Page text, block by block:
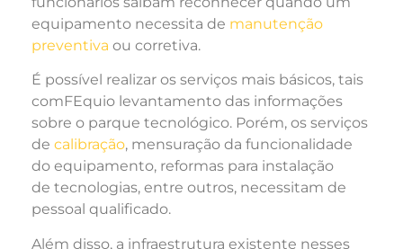
equipamento necessita de manutenção
preventiva ou corretiva.
É possível realizar os serviços mais básicos, tais
comFEquio levantamento das informações
sobre o parque tecnológico. Porém, os serviços
de calibração, mensuração da funcionalidade
do equipamento, reformas para instalação
de tecnologias, entre outros, necessitam de
pessoal qualificado.
Além disso, a infraestrutura existente nesses